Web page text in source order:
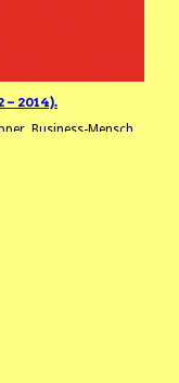
– 2014).
Business-Mensch